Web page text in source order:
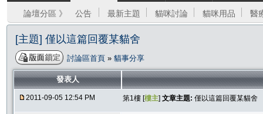
論壇分區 》 公告 最新主題 貓咪討論 貓咪用品 醫
[主題] 僅以這篇回覆某貓舍
討論區首頁 » 貓事分享
發表人
2011-09-05 12:54 PM 第1樓 [樓主] 文章主題: 僅以這篇回覆某貓舍